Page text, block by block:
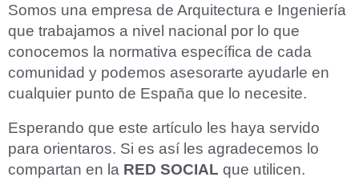
Somos una empresa de Arquitectura e Ingeniería
que trabajamos a nivel nacional por lo que
conocemos la normativa específica de cada
comunidad y podemos asesorarte ayudarle en
cualquier punto de España que lo necesite.
Esperando que este artículo les haya servido
para orientaros. Si es así les agradecemos lo
compartan en la RED SOCIAL que utilicen.